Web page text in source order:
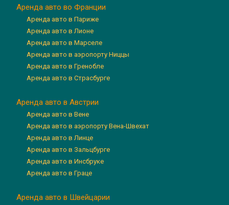
Аренда авто во Франции
Аренда авто в Париже
Аренда авто в Лионе
Аренда авто в Марселе
Аренда авто в аэропорту Ниццы
Аренда авто в Гренобле
Аренда авто в Страсбурге
Аренда авто в Австрии
Аренда авто в Вене
Аренда авто в аэропорту Вена-Швехат
Аренда авто в Линце
Аренда авто в Зальцбурге
Аренда авто в Инсбруке
Аренда авто в Граце
Аренда авто в Швейцарии